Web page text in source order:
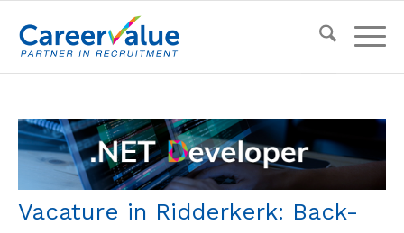
Vacature in Ridderkerk: Back-